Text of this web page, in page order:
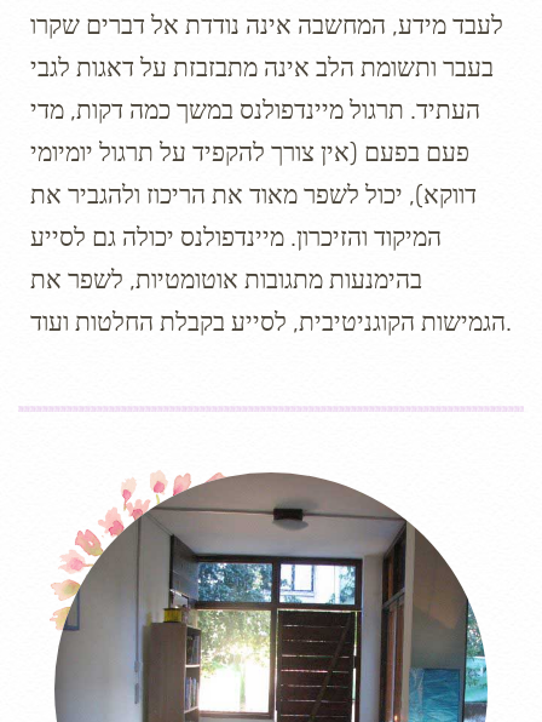
לעבד מידע, המחשבה אינה נודדת אל דברים שקרו
בעבר ותשומת הלב אינה מתבזבזת על דאגות לגבי
העתיד. תרגול מיינדפולנס במשך כמה דקות, מדי
פעם בפעם (אין צורך להקפיד על תרגול יומיומי
דווקא), יכול לשפר מאוד את הריכוז ולהגביר את
המיקוד והזיכרון. מיינדפולנס יכולה גם לסייע
בהימנעות מתגובות אוטומטיות, לשפר את
הגמישות הקוגניטיבית, לסייע בקבלת החלטות ועוד.